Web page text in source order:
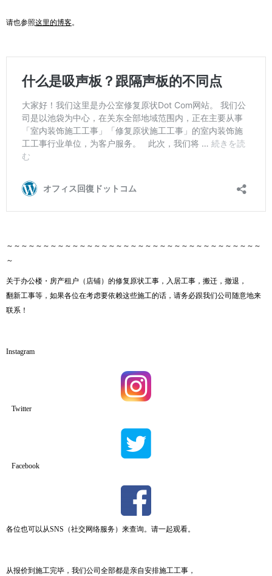
请也参照这里的博客。
～～～～～～～～～～～～～～～～～～～～～～～～～～～～～～～～～～～
～
关于办公楼・房产租户（店铺）的修复原状工事，入居工事，搬迁，撤退，
翻新工事等，如果各位在考虑要依赖这些施工的话，请务必跟我们公司随意地来
联系！
Instagram
Twitter
Facebook
各位也可以从SNS（社交网络服务）来查询。请一起观看。
从报价到施工完毕，我们公司全部都是亲自安排施工工事，